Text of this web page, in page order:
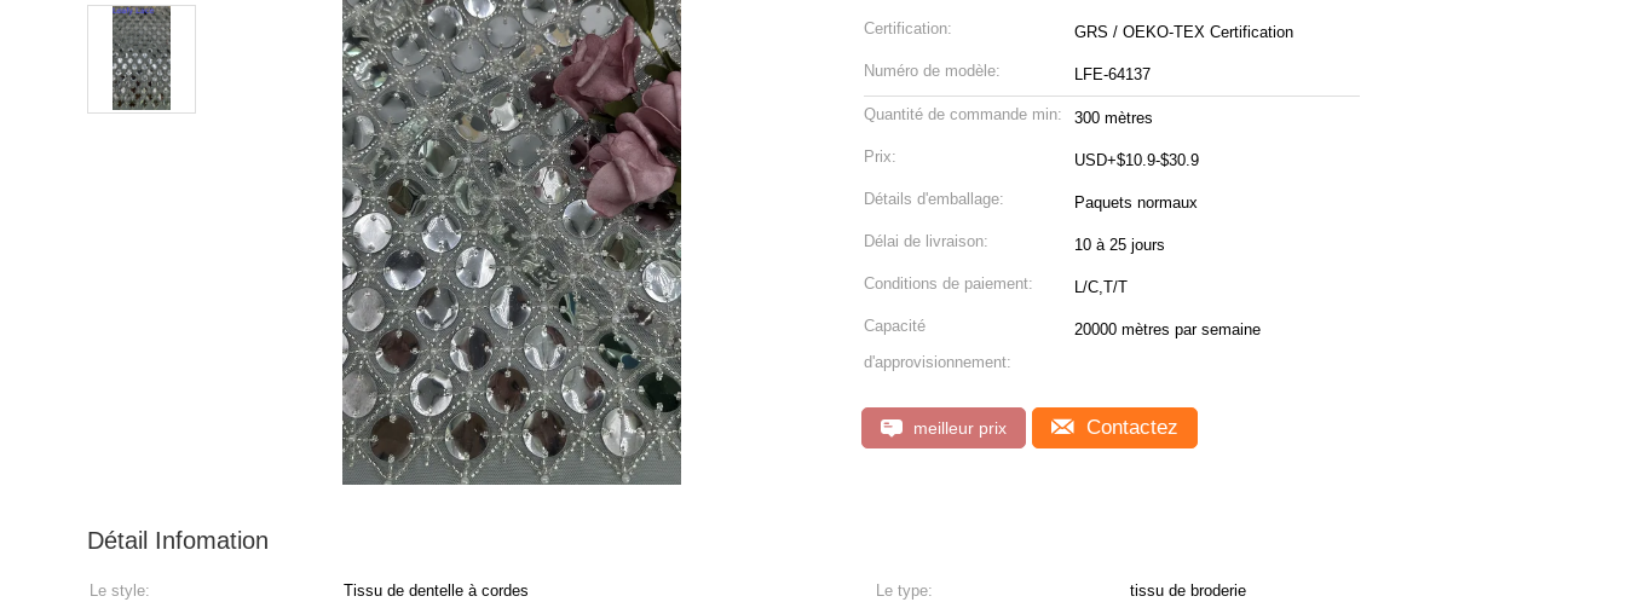
Certification: GRS / OEKO-TEX Certification
Numéro de modèle: LFE-64137
Quantité de commande min: 300 mètres
Prix: USD+$10.9-$30.9
Détails d'emballage: Paquets normaux
Délai de livraison: 10 à 25 jours
Conditions de paiement: L/C,T/T
Capacité
d'approvisionnement:
20000 mètres par semaine
meilleur prix Contactez
Détail Infomation
Le style: Tissu de dentelle à cordes Le type:
tissu de broderie